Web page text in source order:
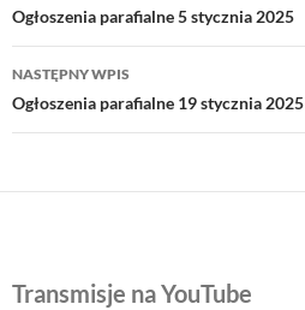
wpisu
Ogłoszenia parafialne 5 stycznia 2025
NASTĘPNY WPIS
Ogłoszenia parafialne 19 stycznia 2025
Transmisje na YouTube